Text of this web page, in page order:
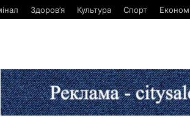
Здоров’я Культура Спорт